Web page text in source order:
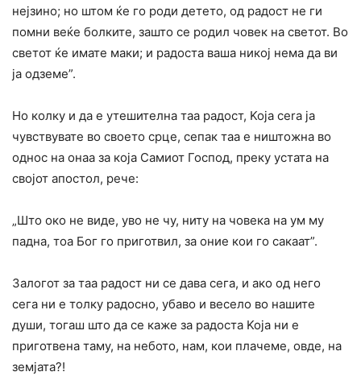
нејзино; но штом ќе го роди детето, од радост не ги
помни веќе болките, зашто се родил човек на светот. Во
светот ќе имате маки; и радоста ваша никој нема да ви
ja одземе”.
Ho колку и да е утешителна таа радост, Koja cera ja
чувствувате во своето срце, сепак таа е ништожна во
однос на онаа за која Самиот Господ, преку устата на
својот апостол, рече:
„Што око не виде, уво не чу, ниту на човека на ум му
падна, тоа Бог го приготвил, за оние кои го сакаат”.
Залогот за таа радост ни се дава сега, и ако од него
сега ни е толку радосно, убаво и весело во нашите
души, тогаш што да се каже за радоста Koja ни е
приготвена таму, на небото, нам, кои плачеме, овде, на
земјата?!